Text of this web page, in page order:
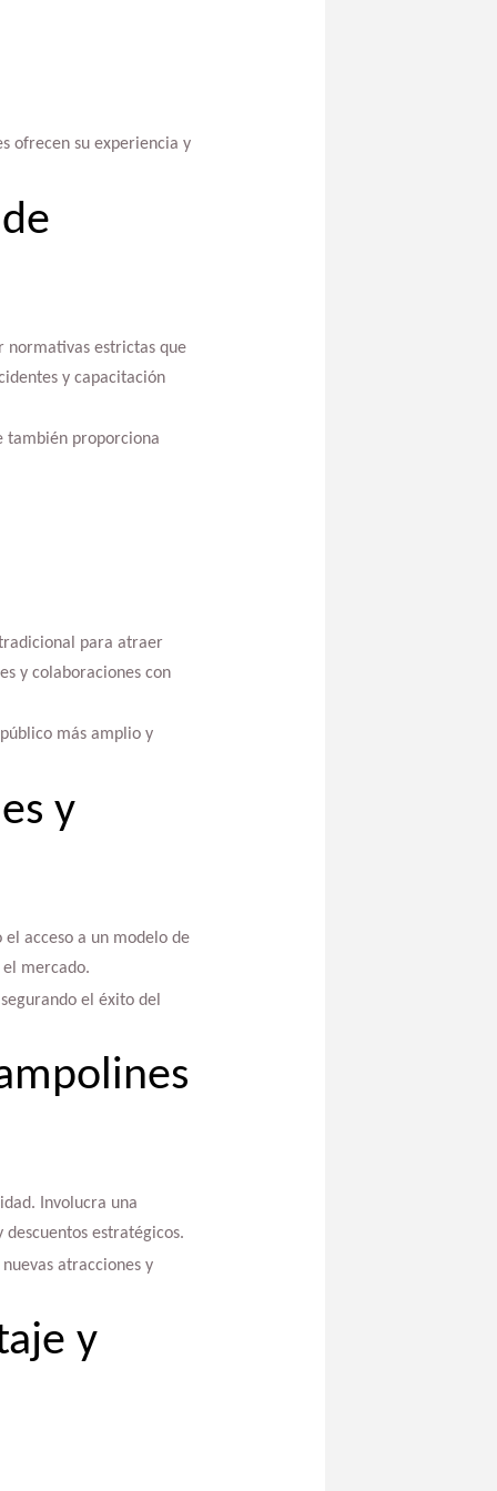
ofrecen su experiencia y
normativas estrictas que
y capacitación
también proporciona
para atraer
y colaboraciones con
más amplio y
y
acceso a un modelo de
mercado.
el éxito del
Involucra una
estratégicos.
atracciones y
y